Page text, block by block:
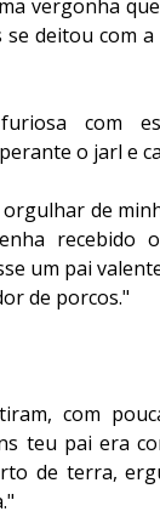
vergonha
se deitou com
com
o jarl e
de
recebido
um pai
de porcos."
com
teu pai era
de terra,